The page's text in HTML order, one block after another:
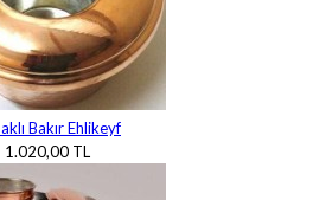
Bakır Ehlikeyf
1.020,00 TL